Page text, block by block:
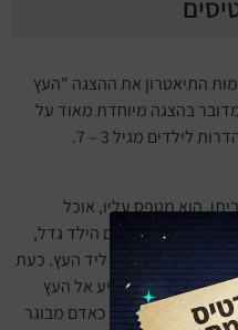
התיאטרון את ההצגה "העץ
בהצגה מיוחדת מאוד על
הוא מטפס עליו, אוכל
מצילו. בשלב מסוים הילד גדל,
הוא כבר לא משחק ליד העץ. כעת
לו. הילד מגיע אל העץ
לילדים, בהמשך כאדם מבוגר